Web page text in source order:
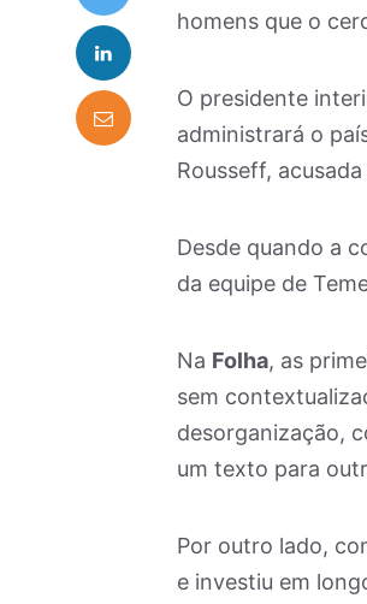
homens que o
O presidente
administrará o
Rousseff,
Desde quando a
da equipe de
Na Folha, as
sem
desorganização,
um texto para
Por outro lado,
e investiu em